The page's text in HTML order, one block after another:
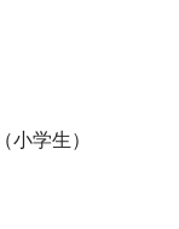
小学生）